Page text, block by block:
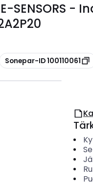
SENSORS
Sonepar-ID 100110061